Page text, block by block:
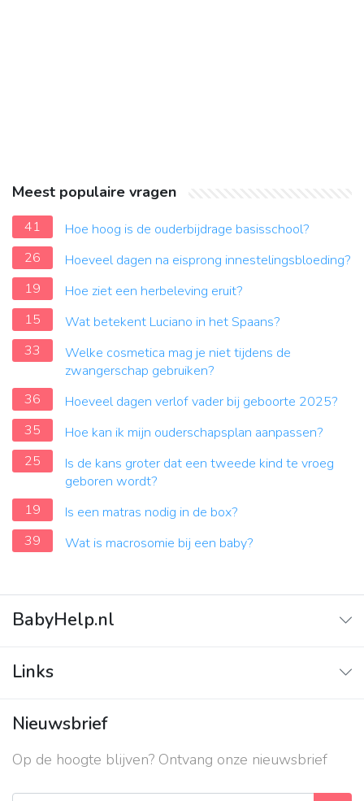
Meest populaire vragen
41
Hoe hoog is de ouderbijdrage basisschool?
26
Hoeveel dagen na eisprong innestelingsbloeding?
19
Hoe ziet een herbeleving eruit?
15
Wat betekent Luciano in het Spaans?
33
Welke cosmetica mag je niet tijdens de
zwangerschap gebruiken?
36
Hoeveel dagen verlof vader bij geboorte 2025?
35
Hoe kan ik mijn ouderschapsplan aanpassen?
25
Is de kans groter dat een tweede kind te vroeg
geboren wordt?
19
Is een matras nodig in de box?
39
Wat is macrosomie bij een baby?
BabyHelp.nl
Vraag & Antwoord
Links
Contact
Over ons
Privacy beleid
Nieuwsbrief
Op de hoogte blijven? Ontvang onze nieuwsbrief